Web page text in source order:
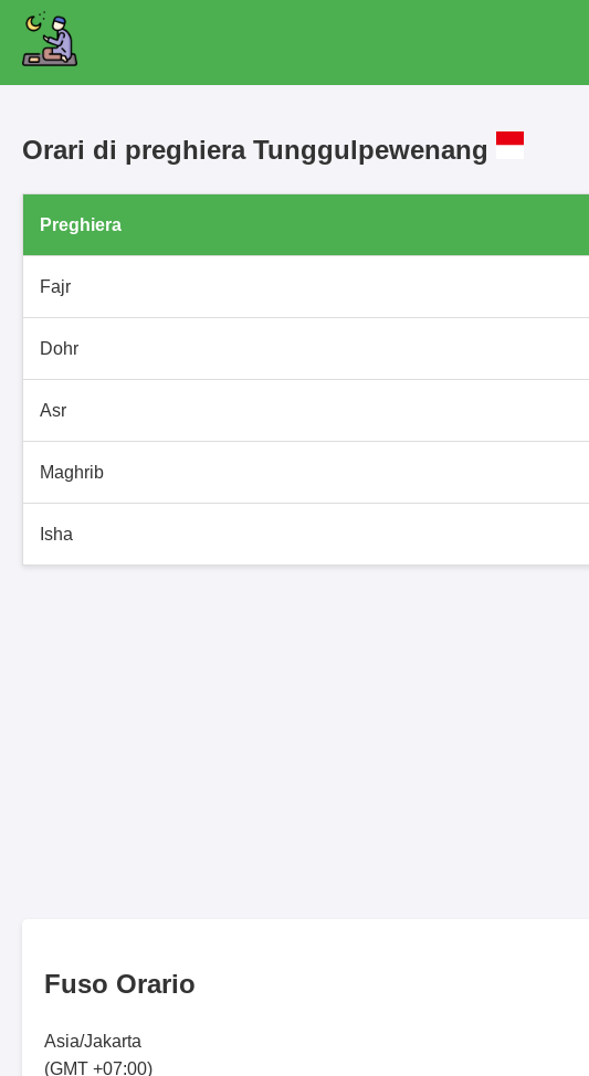
Orari di preghiera Tunggulpewenang
Preghiera
Fajr
Dohr
Asr
Maghrib
Isha
Fuso Orario
Asia/Jakarta
(GMT +07:00)